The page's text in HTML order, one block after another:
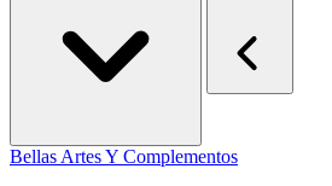
Bellas Artes Y Complementos